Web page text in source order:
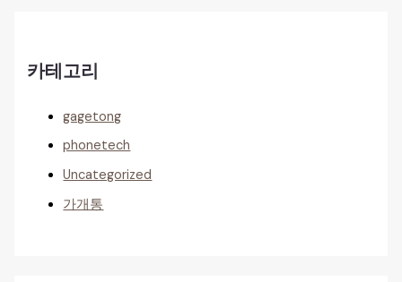
카테고리
gagetong
phonetech
Uncategorized
가개통